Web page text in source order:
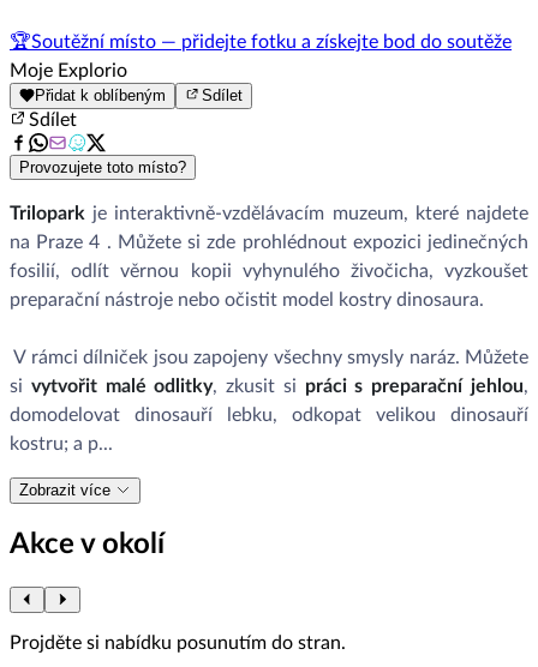
🏆Soutěžní místo — přidejte fotku a získejte bod do soutěže
Moje Explorio
Přidat k oblíbeným Sdílet
Sdílet
Provozujete toto místo?
Trilopark je interaktivně-vzdělávacím muzeum, které najdete
na Praze 4 . Můžete si zde prohlédnout expozici jedinečných
fosilií, odlít věrnou kopii vyhynulého živočicha, vyzkoušet
preparační nástroje nebo očistit model kostry dinosaura.
V rámci dílniček jsou zapojeny všechny smysly naráz. Můžete
si vytvořit malé odlitky, zkusit si práci s preparační jehlou,
domodelovat dinosauří lebku, odkopat velikou dinosauří
kostru; a p...
Zobrazit více
Akce v okolí
Projděte si nabídku posunutím do stran.